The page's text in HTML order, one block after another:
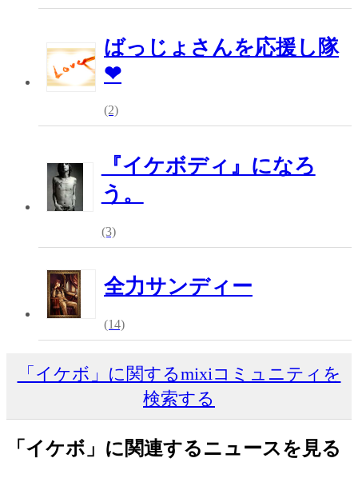
ばっじょさんを応援し隊
❤
(2)
『イケボディ』になろ
う。
(3)
全力サンディー
(14)
「イケボ」に関するmixiコミュニティを
検索する
「イケボ」に関連するニュースを見る